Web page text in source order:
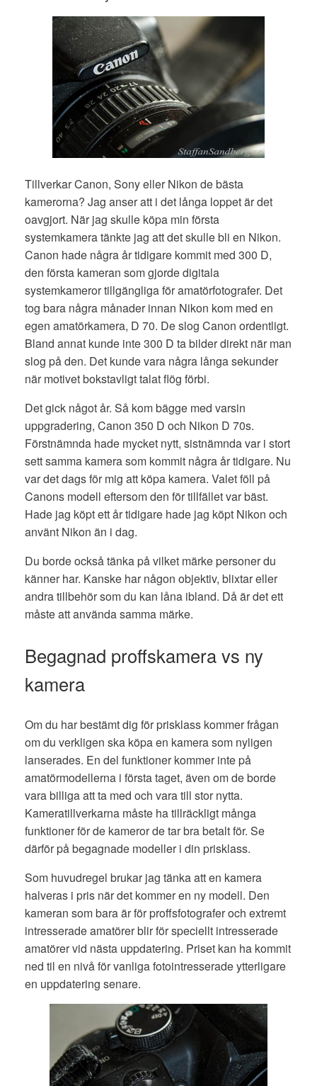
Tillverkar Canon, Sony eller Nikon de bästa
kamerorna? Jag anser att i det långa loppet är det
oavgjort. När jag skulle köpa min första
systemkamera tänkte jag att det skulle bli en Nikon.
Canon hade några år tidigare kommit med 300 D,
den första kameran som gjorde digitala
systemkameror tillgängliga för amatörfotografer. Det
tog bara några månader innan Nikon kom med en
egen amatörkamera, D 70. De slog Canon ordentligt.
Bland annat kunde inte 300 D ta bilder direkt när man
slog på den. Det kunde vara några långa sekunder
när motivet bokstavligt talat flög förbi.
Det gick något år. Så kom bägge med varsin
uppgradering, Canon 350 D och Nikon D 70s.
Förstnämnda hade mycket nytt, sistnämnda var i stort
sett samma kamera som kommit några år tidigare. Nu
var det dags för mig att köpa kamera. Valet föll på
Canons modell eftersom den för tillfället var bäst.
Hade jag köpt ett år tidigare hade jag köpt Nikon och
använt Nikon än i dag.
Du borde också tänka på vilket märke personer du
känner har. Kanske har någon objektiv, blixtar eller
andra tillbehör som du kan låna ibland. Då är det ett
måste att använda samma märke.
Begagnad proffskamera vs ny
kamera
Om du har bestämt dig för prisklass kommer frågan
om du verkligen ska köpa en kamera som nyligen
lanserades. En del funktioner kommer inte på
amatörmodellerna i första taget, även om de borde
vara billiga att ta med och vara till stor nytta.
Kameratillverkarna måste ha tillräckligt många
funktioner för de kameror de tar bra betalt för. Se
därför på begagnade modeller i din prisklass.
Som huvudregel brukar jag tänka att en kamera
halveras i pris när det kommer en ny modell. Den
kameran som bara är för proffsfotografer och extremt
intresserade amatörer blir för speciellt intresserade
amatörer vid nästa uppdatering. Priset kan ha kommit
ned til en nivå för vanliga fotointresserade ytterligare
en uppdatering senare.